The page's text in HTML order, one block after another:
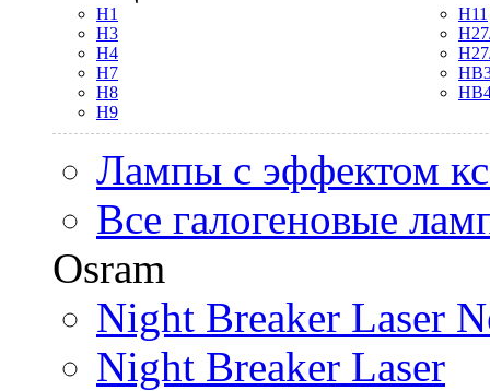
H1
H3
H4
H7
H8
H9
H11
Лампы с эффектом
Все галогеновые
Osram
Night Breaker Laser
Night Breaker Laser